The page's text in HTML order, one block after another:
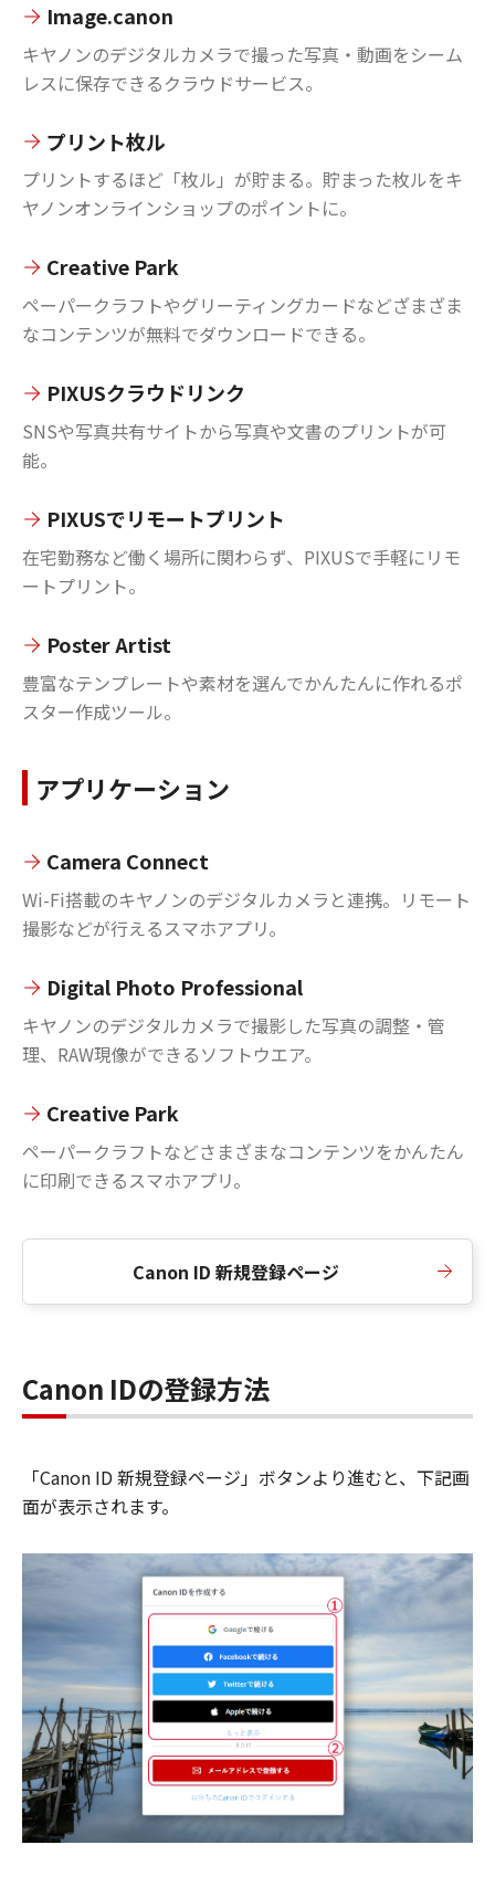
Image.canon
キヤノンのデジタルカメラで撮った写真・動画をシーム
レスに保存できるクラウドサービス。
プリント枚ル
プリントするほど「枚ル」が貯まる。貯まった枚ルをキ
ヤノンオンラインショップのポイントに。
Creative Park
ペーパークラフトやグリーティングカードなどざまざま
なコンテンツが無料でダウンロードできる。
PIXUSクラウドリンク
SNSや写真共有サイトから写真や文書のプリントが可
能。
PIXUSでリモートプリント
在宅勤務など働く場所に関わらず、PIXUSで手軽にリモ
ートプリント。
Poster Artist
豊富なテンプレートや素材を選んでかんたんに作れるポ
スター作成ツール。
アプリケーション
Camera Connect
Wi-Fi搭載のキヤノンのデジタルカメラと連携。リモート
撮影などが行えるスマホアプリ。
Digital Photo Professional
キヤノンのデジタルカメラで撮影した写真の調整・管
理、RAW現像ができるソフトウエア。
Creative Park
ペーパークラフトなどさまざまなコンテンツをかんたん
に印刷できるスマホアプリ。
Canon ID 新規登録ページ
Canon IDの登録方法
「Canon ID 新規登録ページ」ボタンより進むと、下記画
面が表示されます。